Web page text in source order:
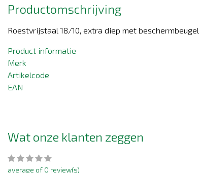
Productomschrijving
Roestvrijstaal 18/10, extra diep met beschermbeugel
Product informatie
Merk
Artikelcode
EAN
Wat onze klanten zeggen
average of 0 review(s)